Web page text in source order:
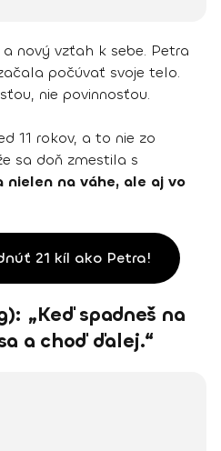
nový vzťah k sebe. Petra
počúvať svoje telo.
nie povinnosťou.
11 rokov, a to nie zo
sa doň zmestila s
nielen na váhe, ale aj vo
21 kíl ako Petra!
„Keď spadneš na
a choď ďalej.“